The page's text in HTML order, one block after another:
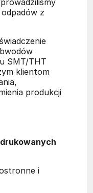
z
SMT/THT
klientom
produkcji
i